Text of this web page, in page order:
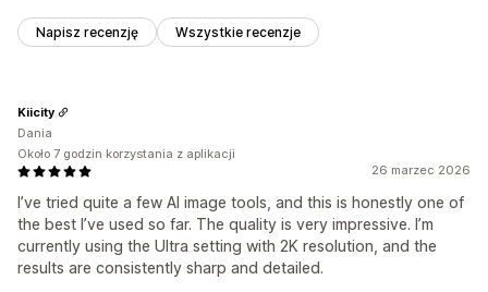
Napisz recenzję Wszystkie recenzje
26 marzec 2026
I’ve tried quite a few AI image tools, and this is honestly one of
the best I’ve used so far. The quality is very impressive. I’m
currently using the Ultra setting with 2K resolution, and the
results are consistently sharp and detailed.
Kiicity
Dania
Około 7 godzin korzystania z aplikacji